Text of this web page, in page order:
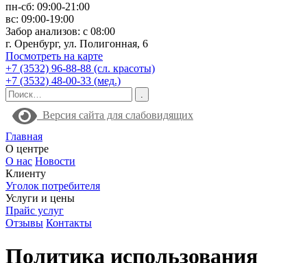
пн-сб: 09:00-21:00
вс: 09:00-19:00
Забор анализов: с 08:00
г. Оренбург, ул. Полигонная, 6
Посмотреть на карте
+7 (3532) 96-88-88 (сл. красоты)
+7 (3532) 48-00-33 (мед.)
Версия сайта для слабовидящих
Главная
О центре
О нас Новости
Клиенту
Уголок потребителя
Услуги и цены
Прайс услуг
Отзывы Контакты
Политика использования